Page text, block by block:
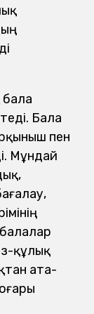
Бала
пен
Мұндай
құлық
ата-